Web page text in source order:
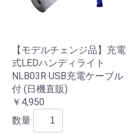
【モデルチェンジ品】充電
式LEDハンディライト
NLB03R USB充電ケーブル
付 (日機直販)
￥4,950
数量